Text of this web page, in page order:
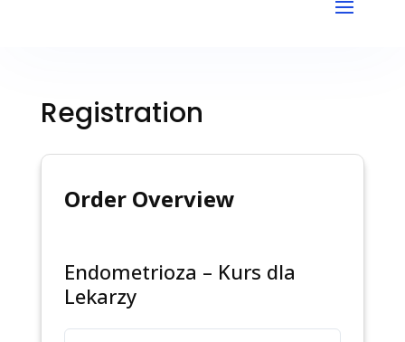
Registration
Order Overview
Endometrioza – Kurs dla
Lekarzy